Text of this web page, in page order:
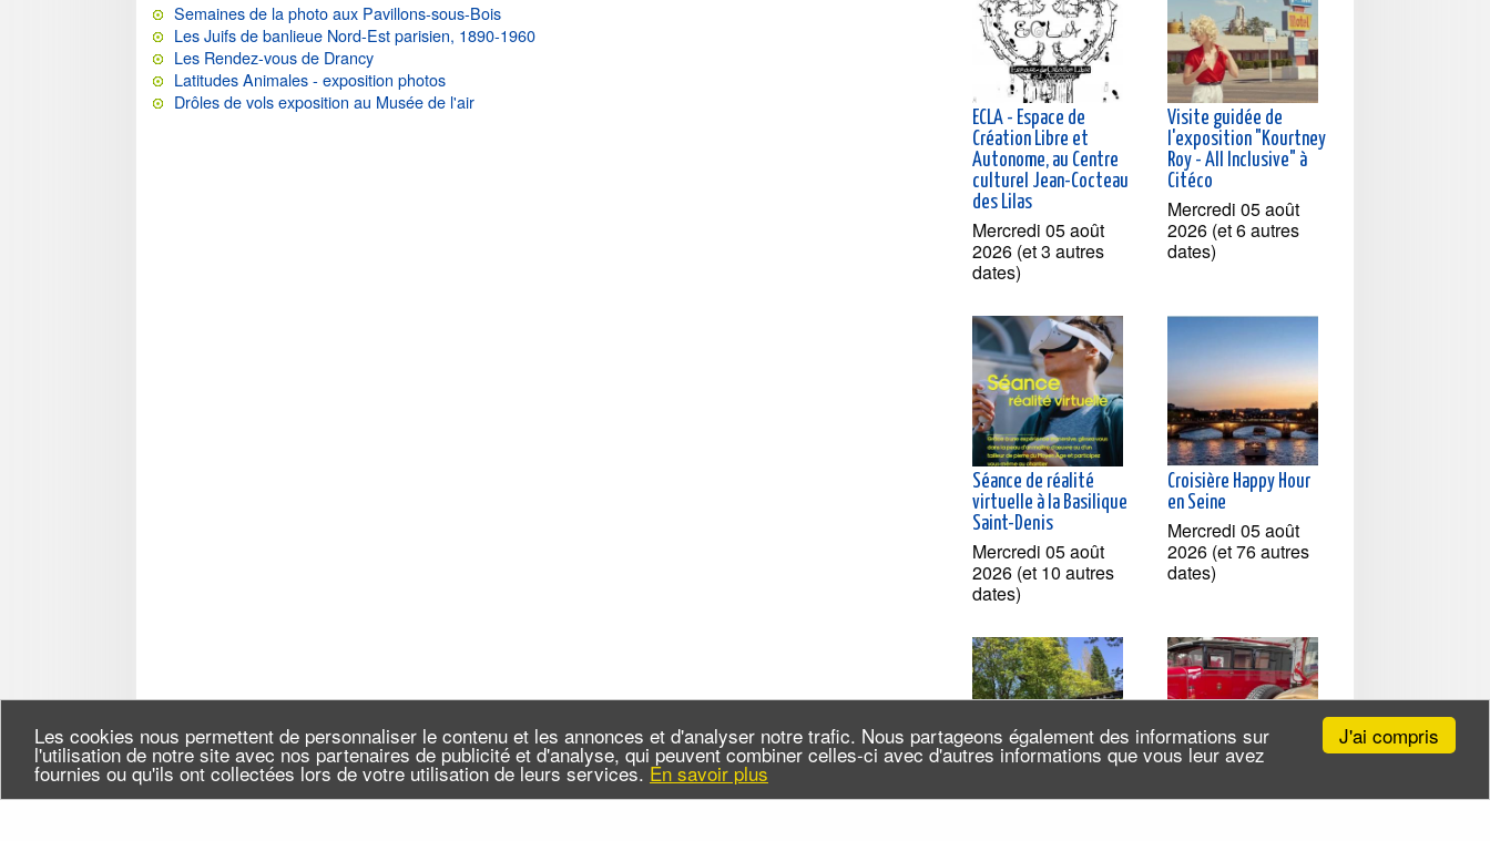
J'ai compris
Les cookies nous permettent de personnaliser le contenu et les annonces et d'analyser notre trafic. Nous partageons également des informations sur
l'utilisation de notre site avec nos partenaires de publicité et d'analyse, qui peuvent combiner celles-ci avec d'autres informations que vous leur avez
fournies ou qu'ils ont collectées lors de votre utilisation de leurs services. En savoir plus
Semaines de la photo aux Pavillons-sous-Bois
Les Juifs de banlieue Nord-Est parisien, 1890-1960
Les Rendez-vous de Drancy
Latitudes Animales - exposition photos
Drôles de vols exposition au Musée de l'air
ECLA - Espace de
Création Libre et
Autonome, au Centre
culturel Jean-Cocteau
des Lilas
Mercredi 05 août
2026 (et 3 autres
dates)
Visite guidée de
l'exposition "Kourtney
Roy - All Inclusive" à
Citéco
Mercredi 05 août
2026 (et 6 autres
dates)
Séance de réalité
virtuelle à la Basilique
Saint-Denis
Mercredi 05 août
2026 (et 10 autres
dates)
Croisière Happy Hour
en Seine
Mercredi 05 août
2026 (et 76 autres
dates)
Croisière à la
Le Musée des sapeurs